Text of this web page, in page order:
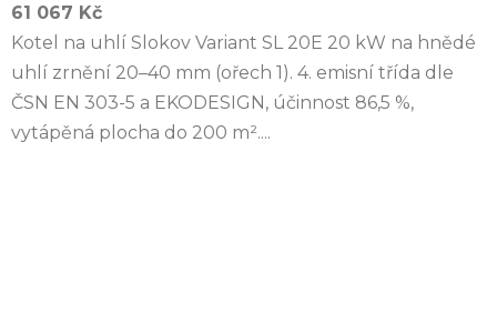
61 067 Kč
Kotel na uhlí Slokov Variant SL 20E 20 kW na hnědé
uhlí zrnění 20–40 mm (ořech 1). 4. emisní třída dle
ČSN EN 303-5 a EKODESIGN, účinnost 86,5 %,
vytápěná plocha do 200 m²....